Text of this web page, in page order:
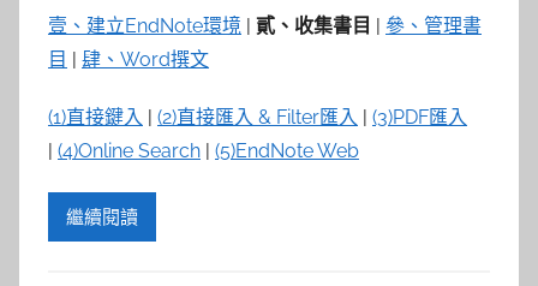
考
務
部
壹、建立EndNote環境 | 貳、收集書目 | 參、管理書
目 | 肆、Word撰文
(1)直接鍵入 | (2)直接匯入 & Filter匯入 | (3)PDF匯入
| (4)Online Search | (5)EndNote Web
繼續閱讀